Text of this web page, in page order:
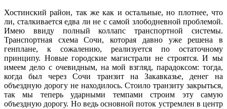
Хостинский район, так же как и остальные, но плотнее, что
ли, сталкивается едва ли не с самой злободневной проблемой.
Имею ввиду полный коллапс транспортной системы.
Транспортная схема Сочи, которая давно уже решена в
генплане, к сожалению, реализуется по остаточному
принципу. Новые городские магистрали не строятся. И мы
имеем дело с очевидным, на мой взгляд, парадоксом: тогда,
когда был через Сочи транзит на Закавказье, денег на
объездную дорогу не находилось. Стоило транзиту закрыться,
так мы теперь ударными темпами строим эту самую
объездную дорогу. Но ведь основной поток устремлен в центр